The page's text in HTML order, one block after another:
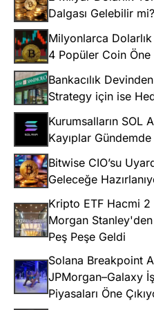
Dalgası Gelebilir mi?
Milyonlarca
4 Popüler Coin Öne
Bankacılık
Strategy için ise
Kurumsalların SOL
Kayıplar Gündemde
Bitwise CIO’su
Geleceğe
Kripto ETF Hacmi 2
Morgan
Peş Peşe Geldi
Solana Breakpoint
JPMorgan–Galaxy
Piyasaları Öne